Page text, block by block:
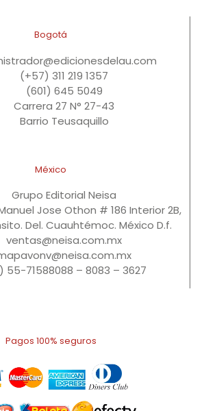
Bogotá
(+57) 311 219 1357
(601) 645 5049
Carrera 27 N° 27-43
Barrio Teusaquillo
México
Grupo Editorial Neisa
Jose Othon # 186 Interior 2B,
Del. Cuauhtémoc. México D.f.
ventas@neisa.com.mx
55-71588088 – 8083 – 3627
Pagos 100% seguros